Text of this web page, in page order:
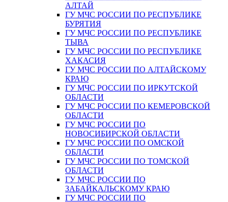
АЛТАЙ
ГУ МЧС РОССИИ ПО РЕСПУБЛИКЕ
БУРЯТИЯ
ГУ МЧС РОССИИ ПО РЕСПУБЛИКЕ
ТЫВА
ГУ МЧС РОССИИ ПО РЕСПУБЛИКЕ
ХАКАСИЯ
ГУ МЧС РОССИИ ПО АЛТАЙСКОМУ
КРАЮ
ГУ МЧС РОССИИ ПО ИРКУТСКОЙ
ОБЛАСТИ
ГУ МЧС РОССИИ ПО КЕМЕРОВСКОЙ
ОБЛАСТИ
ГУ МЧС РОССИИ ПО
НОВОСИБИРСКОЙ ОБЛАСТИ
ГУ МЧС РОССИИ ПО ОМСКОЙ
ОБЛАСТИ
ГУ МЧС РОССИИ ПО ТОМСКОЙ
ОБЛАСТИ
ГУ МЧС РОССИИ ПО
ЗАБАЙКАЛЬСКОМУ КРАЮ
ГУ МЧС РОССИИ ПО